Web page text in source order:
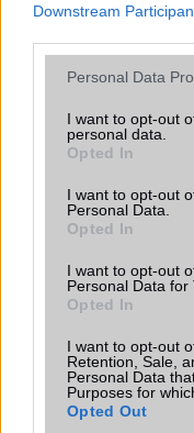
Downstream
Please note that this
not limited to your
grant or deny consent
use your data for
consent section.
Personal Data
I want to opt-out
personal data.
Opted In
I want to opt-out
Personal Data.
Opted In
I want to opt-out
Personal Data for
Opted In
I want to opt-out
Retention, Sale,
Personal Data
Purposes for
Opted Out
Metty
2011-12-17 14:22:22
Nagyon jó telefon,
márti
2011-12-22 14:36:07
Sziasztok! a telefon
hangot nem lehet
Mod1